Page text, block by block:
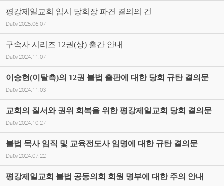
평강제일교회 임시 당회장 파견 결의의 건
Date 2025.06.07
구속사 시리즈 12권(상) 출간 안내
Date 2024.11.07
이승현(이탈측)의 12권 불법 출판에 대한 당회 규탄 결의문
Date 2024.11.03
교회의 질서와 권위 회복을 위한 평강제일교회 당회 결의문
Date 2024.10.27
불법 목사 임직 및 교육전도사 임명에 대한 규탄 결의문
Date 2024.07.22
평강제일교회 불법 공동의회 회원 명부에 대한 주의 안내